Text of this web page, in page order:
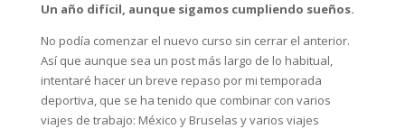
Un año difícil, aunque sigamos cumpliendo sueños.
No podía comenzar el nuevo curso sin cerrar el anterior.
Así que aunque sea un post más largo de lo habitual,
intentaré hacer un breve repaso por mi temporada
deportiva, que se ha tenido que combinar con varios
viajes de trabajo: México y Bruselas y varios viajes